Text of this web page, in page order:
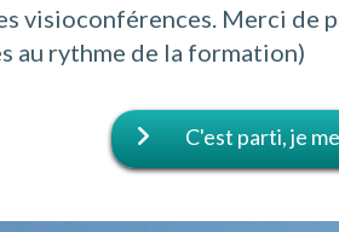
visioconférences. Merci de
au rythme de la formation)
C'est parti, je